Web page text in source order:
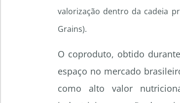
valorização dentro da cadeia
Grains).
O coproduto, obtido
espaço no mercado
como alto valor